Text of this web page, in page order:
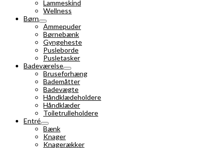
Lammeskind
Wellness
Børn
Ammepuder
Børnebænk
Gyngeheste
Pusleborde
Pusletasker
Badeværelse
Bruseforhæng
Bademåtter
Badevægte
Håndklædeholdere
Håndklæder
Toiletrulleholdere
Entré
Bænk
Knager
Knagerækker